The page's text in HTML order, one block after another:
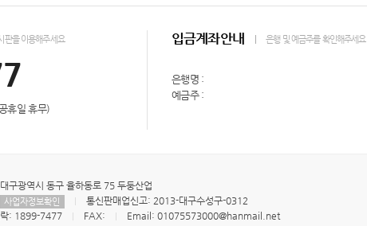
판을 이용해주세요
휴일 휴무)
입금계좌안내 은행 및 예금주를 확인해주세요
은행명 :
예금주 :
대구광역시 동구 율하동로 75 두둥산업
사업자정보확인
통신판매업신고: 2013-대구수성구-0312
: 1899-7477 FAX:
Email: 01075573000@hanmail.net